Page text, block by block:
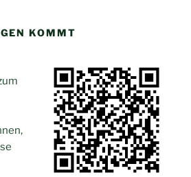
KOMMT